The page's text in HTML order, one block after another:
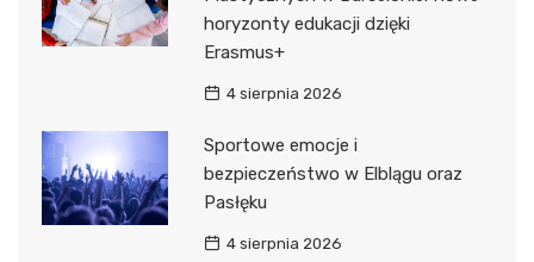
horyzonty edukacji dzięki
Erasmus+
4 sierpnia 2026
Sportowe emocje i
bezpieczeństwo w Elblągu oraz
Pasłęku
4 sierpnia 2026